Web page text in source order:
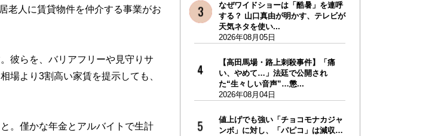
老人に賃貸物件を仲介する事業がお
彼らを、バリアフリーや見守りサ
場より3割高い家賃を提示しても、
。僅かな年金とアルバイトで生計
なぜワイドショーは「酷暑」を連呼
する？ 山口真由が明かす、テレビが
天気ネタを使い...
2026年08月05日
【高田馬場・路上刺殺事件】「痛
い、やめて…」法廷で公開され
た“生々しい音声”…懲...
2026年08月04日
値上げでも強い「チョコモナカジャ
ンボ」に対し、「パピコ」は減収…